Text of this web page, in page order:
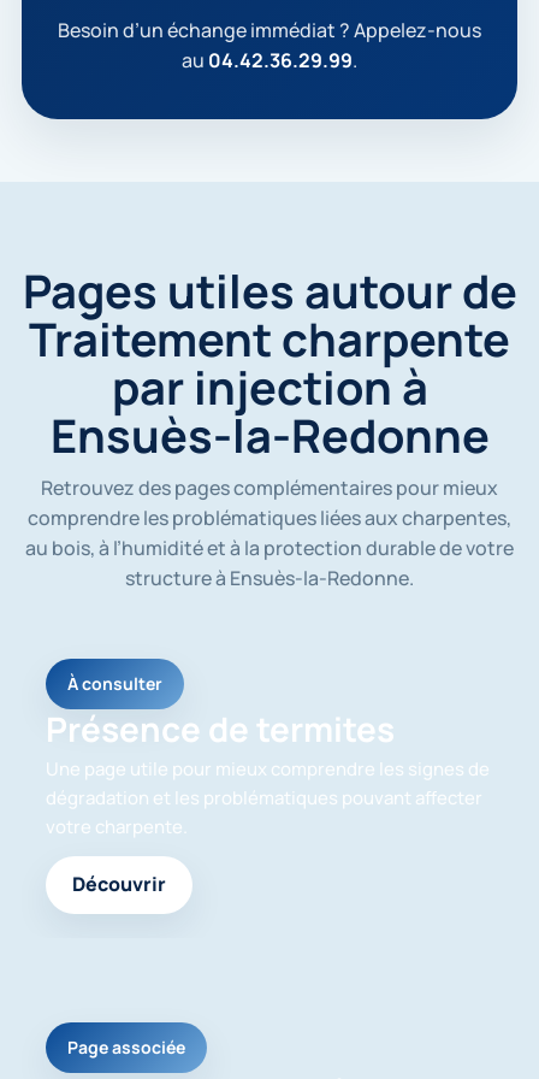
e
n
é
e
i
e
t
u
t
i
e
s
p
o
u
r
m
e
e
c
o
t
e
Besoin d’un échange immédiat ? Appelez-nous
au 04.42.36.29.99.
Pages utiles autour de
Traitement charpente
par injection à
Ensuès-la-Redonne
Retrouvez des pages complémentaires pour mieux
comprendre les problématiques liées aux charpentes,
au bois, à l’humidité et à la protection durable de votre
structure à Ensuès-la-Redonne.
À consulter
Présence de termites
Une page utile pour mieux comprendre les signes de
dégradation et les problématiques pouvant affecter
votre charpente.
Découvrir
Page associée